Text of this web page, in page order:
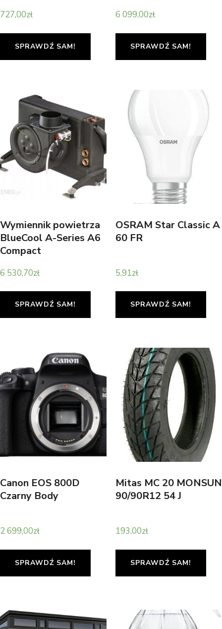
727,00zł
SPRAWDŹ SAM!
6 099,00zł
SPRAWDŹ SAM!
Wymiennik powietrza
BlueCool A-Series A6
Compact
6 530,70zł
SPRAWDŹ SAM!
OSRAM Star Classic A
60 FR
5,91zł
SPRAWDŹ SAM!
Canon EOS 800D
Czarny Body
2 699,00zł
SPRAWDŹ SAM!
Mitas MC 20 MONSUN
90/90R12 54 J
193,00zł
SPRAWDŹ SAM!